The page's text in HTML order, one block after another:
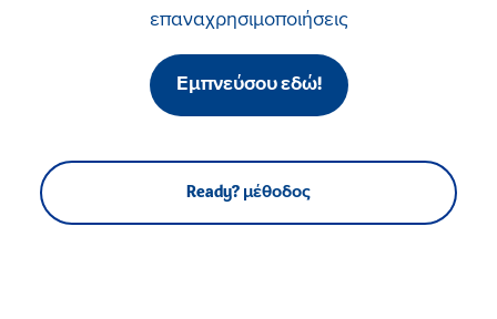
επαναχρησιμοποιήσεις
Εμπνεύσου εδώ!
Ready? μέθοδος